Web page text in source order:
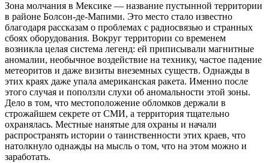
Зона молчания в Мексике — название пустынной территории
в районе Болсон-де-Мапими. Это место стало известно
благодаря рассказам о проблемах с радиосвязью и странных
сбоях оборудования. Вокруг территории со временем
возникла целая система легенд: ей приписывали магнитные
аномалии, необычное воздействие на технику, частое падение
метеоритов и даже визиты внеземных существ. Однажды в
этих краях даже упала американская ракета. Именно после
этого случая и поползли слухи об аномальности этой зоны.
Дело в том, что местоположение обломков держали в
строжайшем секрете от СМИ, а территория тщательно
охранялась. Местные нанятые для охраны и начали
распространять истории о таинственности этих краев, что
натолкнуло однажды на мысль о том, что на этом можно и
заработать.